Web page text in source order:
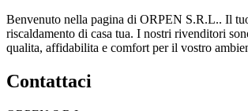
Benvenuto nella pagina di ORPEN S.R.L.. Il
riscaldamento di casa tua. I nostri rivenditori
qualita, affidabilita e comfort per il vostro
Contattaci